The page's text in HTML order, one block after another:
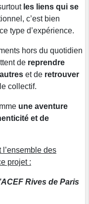
les liens qui se
c’est bien
type d’expérience.
hors du quotidien
de reprendre
et de retrouver
collectif.
une aventure
et de
des
projet :
Rives de Paris